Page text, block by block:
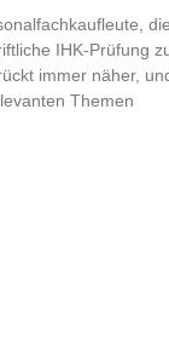
IHK-Prüfung
immer näher,
Themen